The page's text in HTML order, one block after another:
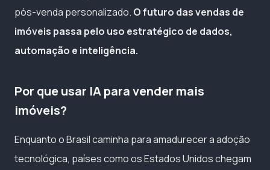
pós-venda personalizado. O futuro das vendas de
imóveis passa pelo uso estratégico de dados,
automação e inteligência.
Por que usar IA para vender mais
imóveis?
Enquanto o Brasil caminha para amadurecer a adoção
tecnológica, países como os Estados Unidos chegam